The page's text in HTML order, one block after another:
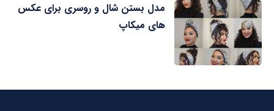
مدل بستن شال و روسری برای عکس
های میکاپ